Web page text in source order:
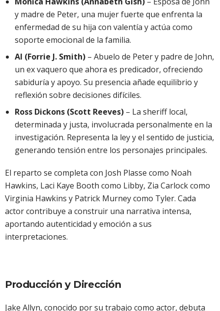
y madre de Peter, una mujer fuerte que enfrenta la
enfermedad de su hija con valentía y actúa como
soporte emocional de la familia.
Al (Forrie J. Smith) – Abuelo de Peter y padre de John,
un ex vaquero que ahora es predicador, ofreciendo
sabiduría y apoyo. Su presencia añade equilibrio y
reflexión sobre decisiones difíciles.
Ross Dickons (Scott Reeves) – La sheriff local,
determinada y justa, involucrada personalmente en la
investigación. Representa la ley y el sentido de justicia,
generando tensión entre los personajes principales.
El reparto se completa con Josh Plasse como Noah
Hawkins, Laci Kaye Booth como Libby, Zia Carlock como
Virginia Hawkins y Patrick Murney como Tyler. Cada
actor contribuye a construir una narrativa intensa,
aportando autenticidad y emoción a sus
interpretaciones.
Producción y Dirección
Jake Allyn, conocido por su trabajo como actor, debuta